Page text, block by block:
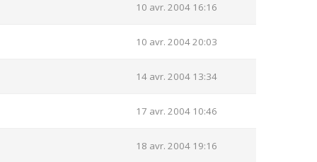
10 avr. 2004 16:16
10 avr. 2004 20:03
14 avr. 2004 13:34
17 avr. 2004 10:46
18 avr. 2004 19:16